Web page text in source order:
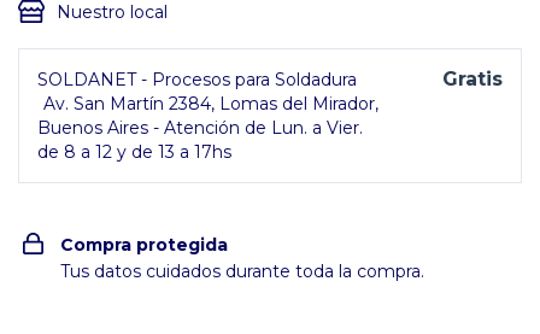
Nuestro local
SOLDANET - Procesos para Soldadura
Av. San Martín 2384, Lomas del Mirador,
Buenos Aires - Atención de Lun. a Vier.
de 8 a 12 y de 13 a 17hs
Gratis
Compra protegida
Tus datos cuidados durante toda la compra.